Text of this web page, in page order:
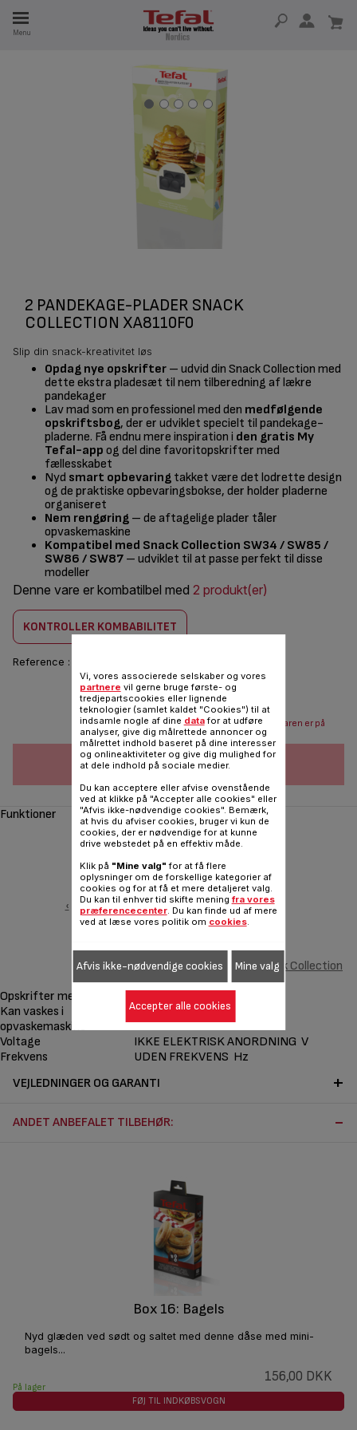
Menu
2 PANDEKAGE-PLADER SNACK
COLLECTION XA8110F0
Slip din snack-kreativitet løs
Opdag nye opskrifter – udvid din Snack Collection med
dette ekstra pladesæt til nem tilberedning af lækre
pandekager
Lav mad som en professionel med den medfølgende
opskriftsbog, der er udviklet specielt til pandekage-
pladerne. Få endnu mere inspiration i den gratis My
Tefal-app og del dine favoritopskrifter med
fællesskabet
Nyd smart opbevaring takket være det lodrette design
og de praktiske opbevaringsbokse, der holder pladerne
organiseret
Nem rengøring – de aftagelige plader tåler
opvaskemaskine
Kompatibel med Snack Collection SW34 / SW85 /
SW86 / SW87 – udviklet til at passe perfekt til disse
modeller
Denne vare er kombatilbel med 2 produkt(er)
KONTROLLER KOMBABILITET
Reference :
156,00 DKK
Send mail når varen er på
lager
FØJ TIL INDKØBSVOGN
Funktioner
‹
2 pandekage-plader Snack Collection
XA8110F0
Opskrifter medfølger
Kan vaskes i
opvaskemaskine
Voltage
IKKE ELEKTRISK ANORDNING V
Frekvens
UDEN FREKVENS Hz
VEJLEDNINGER OG GARANTI
ANDET ANBEFALET TILBEHØR:
Box 16: Bagels
Nyd glæden ved sødt og saltet med denne dåse med mini-
bagels...
156,00 DKK
På lager
FØJ TIL INDKØBSVOGN
Vi, vores associerede selskaber og vores
partnere vil gerne bruge første- og
tredjepartscookies eller lignende
teknologier (samlet kaldet "Cookies") til at
indsamle nogle af dine datafor at udføre
analyser, give dig målrettede annoncer og
målrettet indhold baseret på dine interesser
og onlineaktiviteter og give dig mulighed for
at dele indhold på sociale medier.
Du kan acceptere eller afvise ovenstående
ved at klikke på "Accepter alle cookies" eller
"Afvis ikke-nødvendige cookies". Bemærk,
at hvis du afviser cookies, bruger vi kun de
cookies, der er nødvendige for at kunne
drive webstedet på en effektiv måde.
Klik på "Mine valg" for at få flere
oplysninger om de forskellige kategorier af
cookies og for at få et mere detaljeret valg.
Du kan til enhver tid skifte mening fra vores
præferencecenter. Du kan finde ud af mere
ved at læse vores politik om cookies.
Afvis ikke-nødvendige cookies Mine valg
Accepter alle cookies